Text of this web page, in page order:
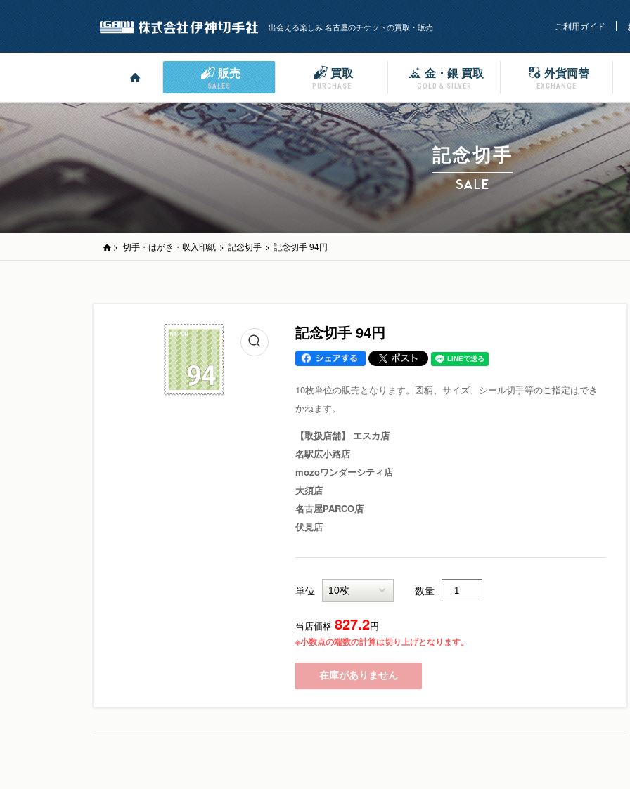
出会える楽しみ 名古屋のチケットの買取・販売 ご利用ガイド
販売
SALES
買取
PURCHASE
金・銀 買取
GOLD & SILVER
外貨両替
EXCHANGE
記念切手
SALE
> 切手・はがき・収入印紙 > 記念切手 > 記念切手 94円
記念切手 94円
10枚単位の販売となります。図柄、サイズ、シール切手等のご指定はでき
かねます。
【取扱店舗】 エスカ店
名駅広小路店
mozoワンダーシティ店
大須店
名古屋PARCO店
伏見店
単位 数量
当店価格 827.2円
※小数点の端数の計算は切り上げとなります。
在庫がありません